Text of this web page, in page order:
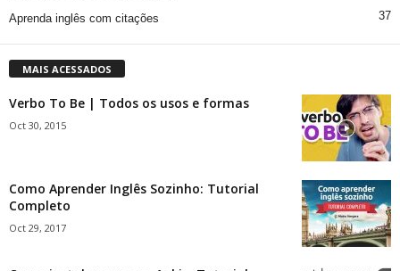
Aprenda inglês com citações 37
MAIS ACESSADOS
Verbo To Be | Todos os usos e formas
Oct 30, 2015
Como Aprender Inglês Sozinho: Tutorial
Completo
Oct 29, 2017